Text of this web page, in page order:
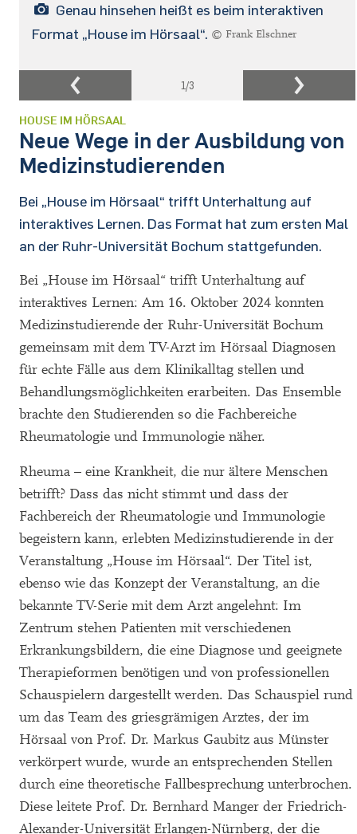
Genau hinsehen heißt es beim interaktiven
Format „House im Hörsaal“. © Frank Elschner
1/3
HOUSE IM HÖRSAAL
Neue Wege in der Ausbildung von
Medizinstudierenden
Bei „House im Hörsaal“ trifft Unterhaltung auf
interaktives Lernen. Das Format hat zum ersten Mal
an der Ruhr-Universität Bochum stattgefunden.
Bei „House im Hörsaal“ trifft Unterhaltung auf
interaktives Lernen: Am 16. Oktober 2024 konnten
Medizinstudierende der Ruhr-Universität Bochum
gemeinsam mit dem TV-Arzt im Hörsaal Diagnosen
für echte Fälle aus dem Klinikalltag stellen und
Behandlungsmöglichkeiten erarbeiten. Das Ensemble
brachte den Studierenden so die Fachbereiche
Rheumatologie und Immunologie näher.
Rheuma – eine Krankheit, die nur ältere Menschen
betrifft? Dass das nicht stimmt und dass der
Fachbereich der Rheumatologie und Immunologie
begeistern kann, erlebten Medizinstudierende in der
Veranstaltung „House im Hörsaal“. Der Titel ist,
ebenso wie das Konzept der Veranstaltung, an die
bekannte TV-Serie mit dem Arzt angelehnt: Im
Zentrum stehen Patienten mit verschiedenen
Erkrankungsbildern, die eine Diagnose und geeignete
Therapieformen benötigen und von professionellen
Schauspielern dargestellt werden. Das Schauspiel rund
um das Team des griesgrämigen Arztes, der im
Hörsaal von Prof. Dr. Markus Gaubitz aus Münster
verkörpert wurde, wurde an entsprechenden Stellen
durch eine theoretische Fallbesprechung unterbrochen.
Diese leitete Prof. Dr. Bernhard Manger der Friedrich-
Alexander-Universität Erlangen-Nürnberg, der die